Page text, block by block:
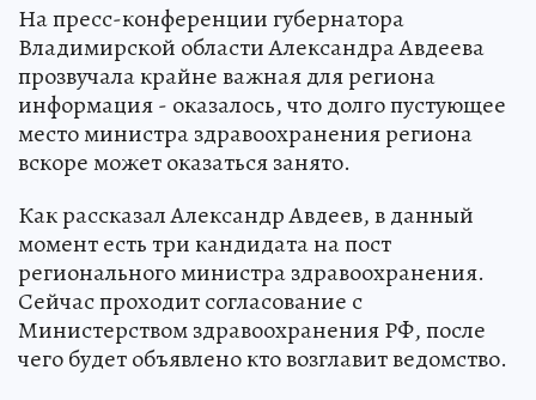
На пресс-конференции губернатора
Владимирской области Александра Авдеева
прозвучала крайне важная для региона
информация - оказалось, что долго пустующее
место министра здравоохранения региона
вскоре может оказаться занято.
Как рассказал Александр Авдеев, в данный
момент есть три кандидата на пост
регионального министра здравоохранения.
Сейчас проходит согласование с
Министерством здравоохранения РФ, после
чего будет объявлено кто возглавит ведомство.